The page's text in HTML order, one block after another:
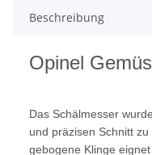
Beschreibung
Opinel
Das Schälmesser
und präzisen Schnitt
gebogene Klinge